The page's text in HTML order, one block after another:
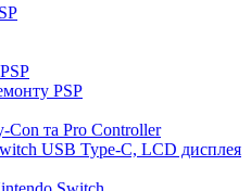
PSP
Con та Pro Controller
USB Type-C, LCD дисплея